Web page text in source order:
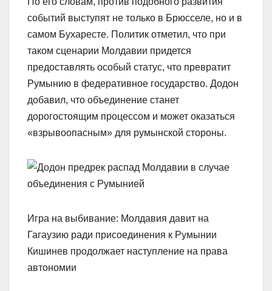
событий выступят не только в Брюсселе, но и в
самом Бухаресте. Политик отметил, что при
таком сценарии Молдавии придется
предоставлять особый статус, что превратит
Румынию в федеративное государство. Додон
добавил, что объединение станет
дорогостоящим процессом и может оказаться
«взрывоопасным» для румынской стороны.
Игра на выбивание: Молдавия давит на
Гагаузию ради присоединения к Румынии
Кишинев продолжает наступление на права
автономии